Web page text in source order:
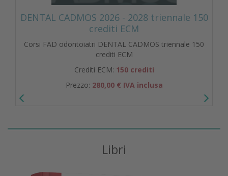
DENTAL CADMOS 2026 - 2028 triennale 150
crediti ECM
Corsi FAD odontoiatri DENTAL CADMOS triennale 150
crediti ECM
Crediti ECM: 150 crediti
Prezzo: 280,00 € IVA inclusa
Libri